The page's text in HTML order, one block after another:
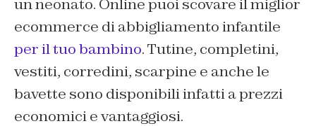
un neonato. Online puoi scovare il miglior
ecommerce di abbigliamento infantile
per il tuo bambino. Tutine, completini,
vestiti, corredini, scarpine e anche le
bavette sono disponibili infatti a prezzi
economici e vantaggiosi.